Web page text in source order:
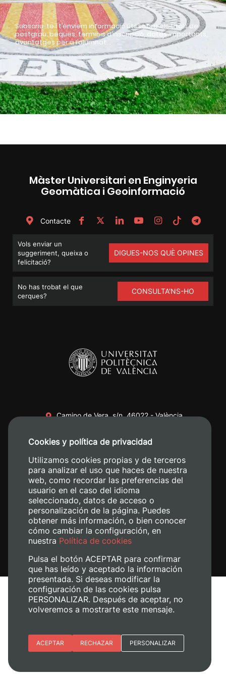
Subscriu-te i t’enviem informació útil sobre els títols de
postgrau: beques, terminis d’inscripció, dates importants,
avantatges per a l’alumnat…
Màster Universitari en Enginyeria
Geomàtica i Geoinformació
Contacte
Vols enviar un
suggeriment, queixa o
felicitació?
DIGUES-NOS QUÈ OPINES
No has trobat el que
cerques?
CONSULTA'NS-HO
Camino de Vera, s/n. 46022 - València
+34 620 04 00 50
Avís legal
Política de cookies
Gestiona les galetes
Cookies y política de privacidad
Utilizamos cookies propias y de terceros
para analizar el uso que haces de nuestra
web, como recordar las preferencias del
usuario en el caso del idioma
seleccionado, datos de acceso o
personalización de la página. Puedes
obtener más información, o bien conocer
cómo cambiar la configuración, en
nuestra Política de cookies
Pulsa el botón ACEPTAR para confirmar
que has leído y aceptado la información
presentada. Si deseas modificar la
configuración de las cookies pulsa
PERSONALIZAR. Después de aceptar, no
volveremos a mostrarte este mensaje.
Esenciales
ACEPTAR RECHAZAR PERSONALIZAR